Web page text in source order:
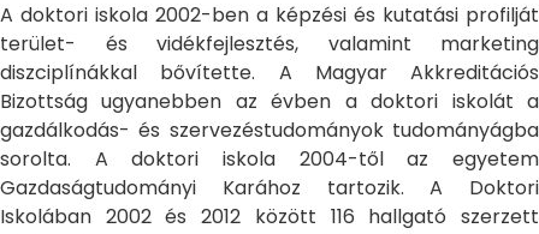
A doktori iskola 2002-ben a képzési és kutatási profilját
terület- és vidékfejlesztés, valamint marketing
diszciplínákkal bővítette. A Magyar Akkreditációs
Bizottság ugyanebben az évben a doktori iskolát a
gazdálkodás- és szervezéstudományok tudományágba
sorolta. A doktori iskola 2004-től az egyetem
Gazdaságtudományi Karához tartozik. A Doktori
Iskolában 2002 és 2012 között 116 hallgató szerzett